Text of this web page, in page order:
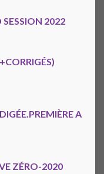
SESSION 2022
A
ZÉRO-2020